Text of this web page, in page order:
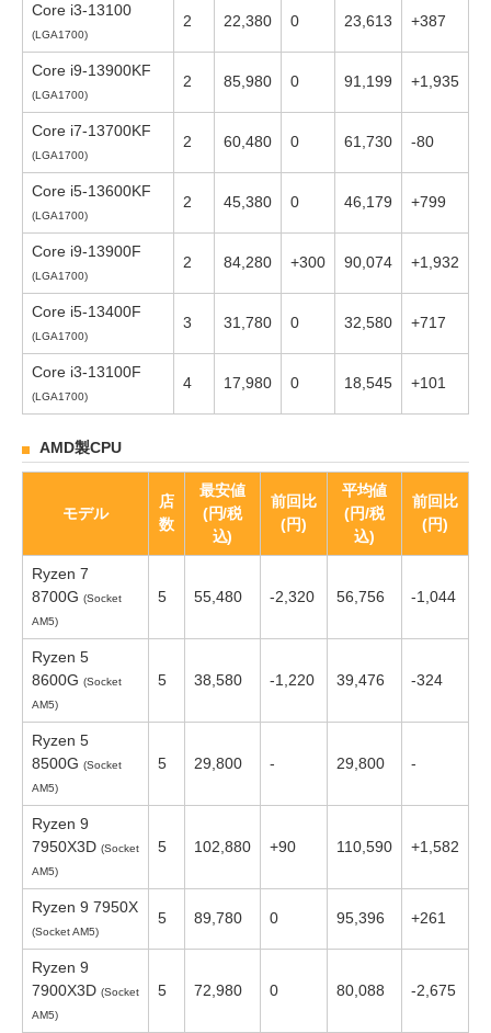
Core i3-13100
(LGA1700)
2 22,380 0 23,613 +387
Core i9-13900KF
(LGA1700)
2 85,980 0 91,199 +1,935
Core i7-13700KF
(LGA1700)
2 60,480 0 61,730 -80
Core i5-13600KF
(LGA1700)
2 45,380 0 46,179 +799
Core i9-13900F
(LGA1700)
2 84,280 +300 90,074 +1,932
Core i5-13400F
(LGA1700)
3 31,780 0 32,580 +717
Core i3-13100F
(LGA1700)
4 17,980 0 18,545 +101
AMD製CPU
モデル
店
数
最安値
(円/税
込)
前回比
(円)
平均値
(円/税
込)
前回比
(円)
Ryzen 7
8700G (Socket
AM5)
5 55,480 -2,320 56,756 -1,044
Ryzen 5
8600G (Socket
AM5)
5 38,580 -1,220 39,476 -324
Ryzen 5
8500G (Socket
AM5)
5 29,800 - 29,800 -
Ryzen 9
7950X3D (Socket
AM5)
5 102,880 +90 110,590 +1,582
Ryzen 9 7950X
(Socket AM5)
5 89,780 0 95,396 +261
Ryzen 9
7900X3D (Socket
AM5)
5 72,980 0 80,088 -2,675